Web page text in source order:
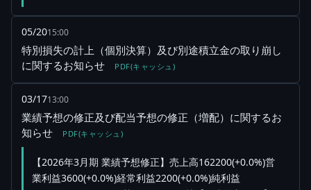
05/2015:00
特別損失の計上（個別決算）及び別途積立金の取り崩し
に関するお知らせ
PDF(キャッシュ)
03/1713:00
業績予想の修正及び配当予想の修正（増配）に関するお
知らせ
PDF(キャッシュ)
【2026年3月期 業績予想修正】売上高162200(+0.0%)営
業利益3600(+0.0%)経常利益2200(+0.0%)純利益